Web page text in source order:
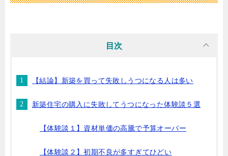
目次
【結論】新築を買って失敗しうつになる人は多い
新築住宅の購入に失敗してうつになった体験談５選
【体験談１】資材単価の高騰で予算オーバー
【体験談２】初期不良が多すぎてひどい